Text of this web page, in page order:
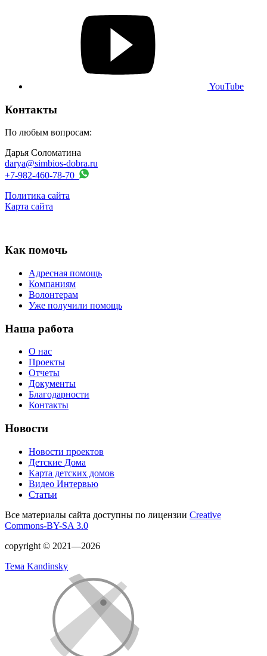
YouTube
Контакты
По любым вопросам:
Дарья Соломатина
darya@simbios-dobra.ru
+7-982-460-78-70
Политика сайта
Карта сайта
Как помочь
Адресная помощь
Компаниям
Волонтерам
Уже получили помощь
Наша работа
О нас
Проекты
Отчеты
Документы
Благодарности
Контакты
Новости
Новости проектов
Детские Дома
Карта детских домов
Видео Интервью
Статьи
Все материалы сайта доступны по лицензии Creative
Commons-BY-SA 3.0
copyright © 2021—2026
Тема Kandinsky